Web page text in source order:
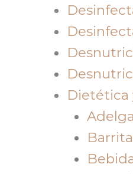
Dietética